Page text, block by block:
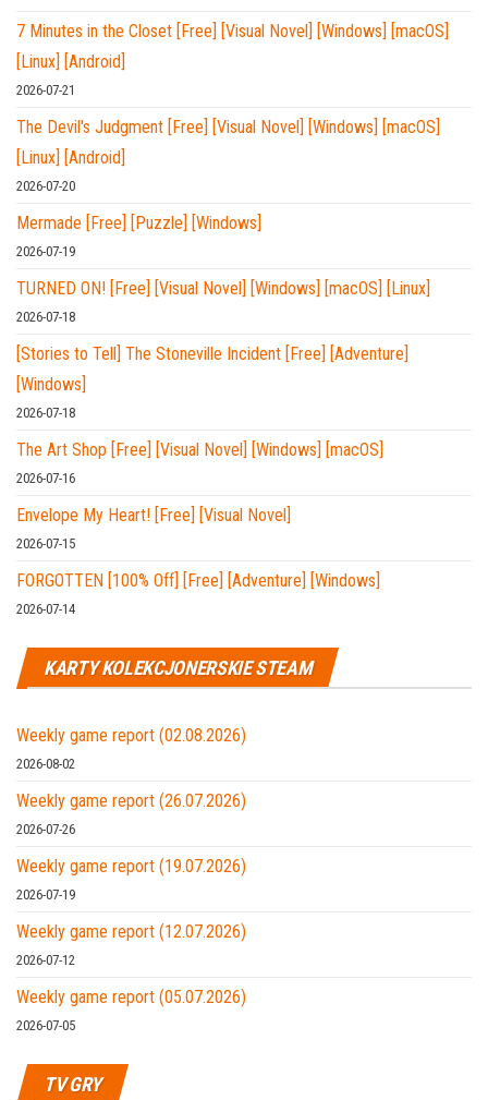
7 Minutes in the Closet [Free] [Visual Novel] [Windows] [macOS]
[Linux] [Android]
2026-07-21
The Devil's Judgment [Free] [Visual Novel] [Windows] [macOS]
[Linux] [Android]
2026-07-20
Mermade [Free] [Puzzle] [Windows]
2026-07-19
TURNED ON! [Free] [Visual Novel] [Windows] [macOS] [Linux]
2026-07-18
[Stories to Tell] The Stoneville Incident [Free] [Adventure]
[Windows]
2026-07-18
The Art Shop [Free] [Visual Novel] [Windows] [macOS]
2026-07-16
Envelope My Heart! [Free] [Visual Novel]
2026-07-15
FORGOTTEN [100% Off] [Free] [Adventure] [Windows]
2026-07-14
KARTY KOLEKCJONERSKIE STEAM
Weekly game report (02.08.2026)
2026-08-02
Weekly game report (26.07.2026)
2026-07-26
Weekly game report (19.07.2026)
2026-07-19
Weekly game report (12.07.2026)
2026-07-12
Weekly game report (05.07.2026)
2026-07-05
TV GRY